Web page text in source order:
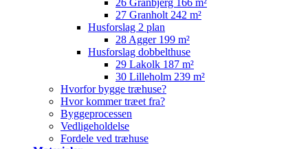
26 Granbjerg 166 m²
27 Granholt 242 m²
Husforslag 2 plan
28 Agger 199 m²
Husforslag dobbelthuse
29 Lakolk 187 m²
30 Lilleholm 239 m²
Hvorfor bygge træhuse?
Hvor kommer træet fra?
Byggeprocessen
Vedligeholdelse
Fordele ved træhuse